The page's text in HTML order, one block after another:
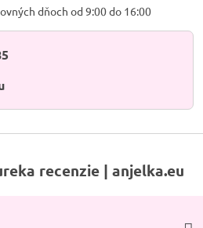
dňoch od 9:00 do 16:00
recenzie | anjelka.eu